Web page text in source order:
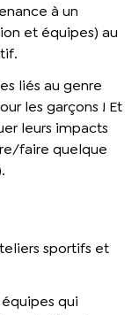
à un
et équipes) au
liés au genre
les garçons ! Et
leurs impacts
faire quelque
sportifs et
qui